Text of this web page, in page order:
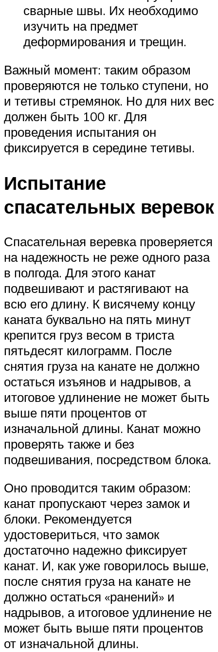
сварные швы. Их необходимо
изучить на предмет
деформирования и трещин.
Важный момент: таким образом
проверяются не только ступени, но
и тетивы стремянок. Но для них вес
должен быть 100 кг. Для
проведения испытания он
фиксируется в середине тетивы.
Испытание
спасательных веревок
Спасательная веревка проверяется
на надежность не реже одного раза
в полгода. Для этого канат
подвешивают и растягивают на
всю его длину. К висячему концу
каната буквально на пять минут
крепится груз весом в триста
пятьдесят килограмм. После
снятия груза на канате не должно
остаться изъянов и надрывов, а
итоговое удлинение не может быть
выше пяти процентов от
изначальной длины. Канат можно
проверять также и без
подвешивания, посредством блока.
Оно проводится таким образом:
канат пропускают через замок и
блоки. Рекомендуется
удостовериться, что замок
достаточно надежно фиксирует
канат. И, как уже говорилось выше,
после снятия груза на канате не
должно остаться «ранений» и
надрывов, а итоговое удлинение не
может быть выше пяти процентов
от изначальной длины.